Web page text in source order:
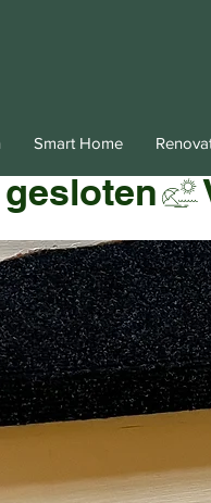
Smart Home